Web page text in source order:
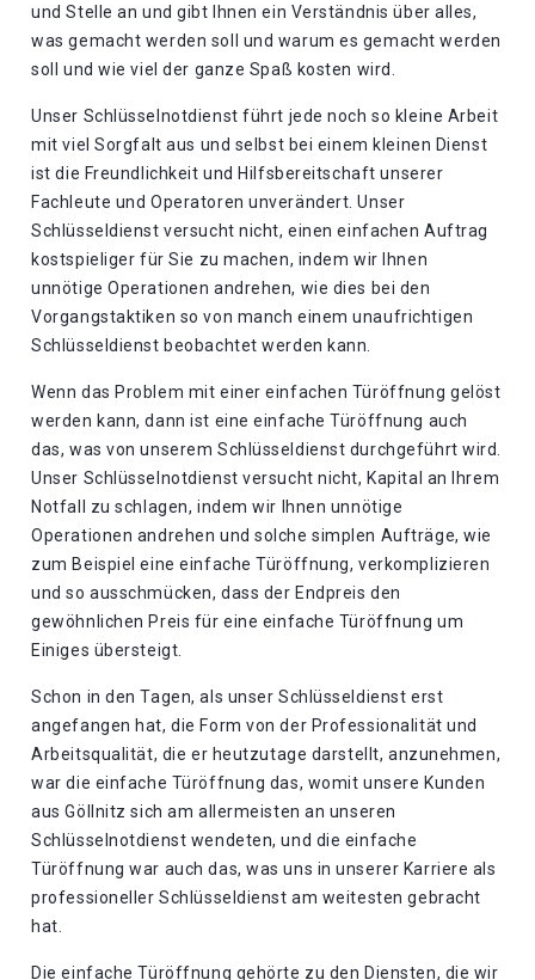
und Stelle an und gibt Ihnen ein Verständnis über alles,
was gemacht werden soll und warum es gemacht werden
soll und wie viel der ganze Spaß kosten wird.
Unser Schlüsselnotdienst führt jede noch so kleine Arbeit
mit viel Sorgfalt aus und selbst bei einem kleinen Dienst
ist die Freundlichkeit und Hilfsbereitschaft unserer
Fachleute und Operatoren unverändert. Unser
Schlüsseldienst versucht nicht, einen einfachen Auftrag
kostspieliger für Sie zu machen, indem wir Ihnen
unnötige Operationen andrehen, wie dies bei den
Vorgangstaktiken so von manch einem unaufrichtigen
Schlüsseldienst beobachtet werden kann.
Wenn das Problem mit einer einfachen Türöffnung gelöst
werden kann, dann ist eine einfache Türöffnung auch
das, was von unserem Schlüsseldienst durchgeführt wird.
Unser Schlüsselnotdienst versucht nicht, Kapital an Ihrem
Notfall zu schlagen, indem wir Ihnen unnötige
Operationen andrehen und solche simplen Aufträge, wie
zum Beispiel eine einfache Türöffnung, verkomplizieren
und so ausschmücken, dass der Endpreis den
gewöhnlichen Preis für eine einfache Türöffnung um
Einiges übersteigt.
Schon in den Tagen, als unser Schlüsseldienst erst
angefangen hat, die Form von der Professionalität und
Arbeitsqualität, die er heutzutage darstellt, anzunehmen,
war die einfache Türöffnung das, womit unsere Kunden
aus Göllnitz sich am allermeisten an unseren
Schlüsselnotdienst wendeten, und die einfache
Türöffnung war auch das, was uns in unserer Karriere als
professioneller Schlüsseldienst am weitesten gebracht
hat.
Die einfache Türöffnung gehörte zu den Diensten, die wir